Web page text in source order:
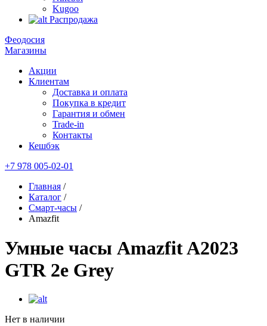
Kugoo
Распродажа
Феодосия
Магазины
Акции
Клиентам
Доставка и оплата
Покупка в кредит
Гарантия и обмен
Trade-in
Контакты
Кешбэк
+7 978 005-02-01
Главная /
Каталог /
Смарт-часы /
Amazfit
Умные часы Amazfit A2023
GTR 2e Grey
Нет в наличии